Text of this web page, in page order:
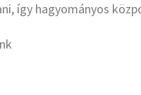
így hagyományos